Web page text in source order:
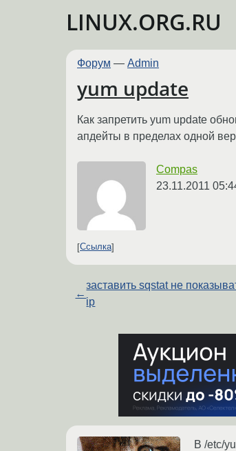
LINUX.ORG.RU
Форум — Admin
yum update
Как запретить yum update
апдейты в пределах одной
Compas
23.11.2011
Ссылка
←
заставить sqstat не
ip
В /etc/